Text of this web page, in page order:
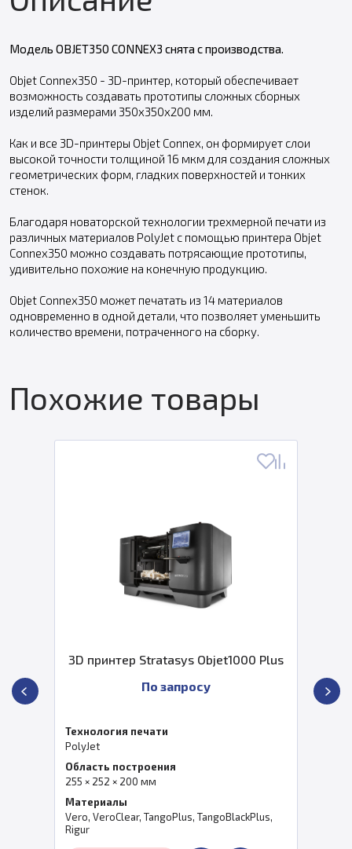
Модель OBJET350 CONNEX3 снята с производства.
Objet Connex350 - 3D-принтер, который обеспечивает
возможность создавать прототипы сложных сборных
изделий размерами 350x350x200 мм.
Как и все 3D-принтеры Objet Connex, он формирует слои
высокой точности толщиной 16 мкм для создания сложных
геометрических форм, гладких поверхностей и тонких
стенок.
Благодаря новаторской технологии трехмерной печати из
различных материалов PolyJet с помощью принтера Objet
Connex350 можно создавать потрясающие прототипы,
удивительно похожие на конечную продукцию.
Objet Connex350 может печатать из 14 материалов
одновременно в одной детали, что позволяет уменьшить
количество времени, потраченного на сборку.
Похожие товары
3D принтер Stratasys Objet1000 Plus
По запросу
Технология печати
PolyJet
Область построения
255 × 252 × 200 мм
Материалы
Vero, VeroClear, TangoPlus, TangoBlackPlus,
Rigur